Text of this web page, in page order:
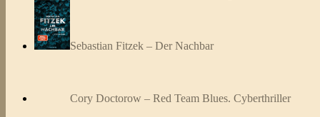
Sebastian Fitzek – Der Nachbar
Cory Doctorow – Red Team Blues. Cyberthriller